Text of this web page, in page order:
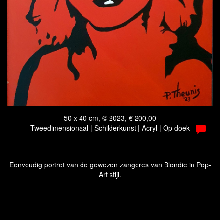
50 x 40 cm, © 2023, € 200,00
Tweedimensionaal | Schilderkunst | Acryl | Op doek
Eenvoudig portret van de gewezen zangeres van Blondie in Pop-
Art stijl.